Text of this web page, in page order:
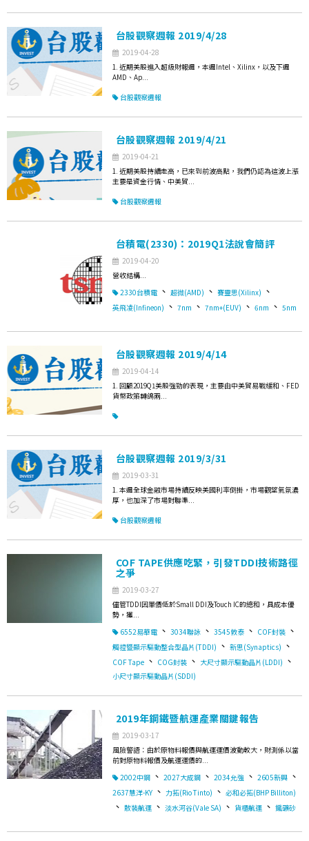
台股觀察週報 2019/4/28
2019-04-28
1. 近期美股進入超級財報週，本週Intel、Xilinx，以及下週
AMD、Ap...
台股觀察週報
台股觀察週報 2019/4/21
2019-04-21
1. 近期美股持續走高，已來到前波高點，我們仍認為這波上漲
主要是資金行情、中美貿...
台股觀察週報
台積電(2330)：2019Q1法說會簡評
2019-04-20
營收結構...
2330台積電 、 超微(AMD) 、 賽靈思(Xilinx) 、
英飛凌(Infineon) 、 7nm 、 7nm+(EUV) 、 6nm 、 5nm
台股觀察週報 2019/4/14
2019-04-14
1. 回顧2019Q1美股強勁的表現，主要由中美貿易戰緩和、FED
貨幣政策轉鴿兩...
台股觀察週報 2019/3/31
2019-03-31
1. 本週全球金融市場持續反映美國利率倒掛，市場觀望氣氛濃
厚，也加深了市場對聯準...
台股觀察週報
COF TAPE供應吃緊，引發TDDI技術路徑
之爭
2019-03-27
儘管TDDI因單價低於Small DDI及Touch IC的總和，具成本優
勢，獲...
6552易華電 、 3034聯詠 、 3545敦泰 、 COF封裝 、
觸控暨顯示驅動整合型晶片(TDDI) 、 新思(Synaptics) 、
COF Tape 、 COG封裝 、 大尺寸顯示驅動晶片(LDDI) 、
小尺寸顯示驅動晶片(SDDI)
2019年鋼鐵暨航運產業關鍵報告
2019-03-17
風險警語：由於原物料報價與航運運價波動較大，財測係以當
前對原物料報價及航運運價的...
2002中鋼 、 2027大成鋼 、 2034允強 、 2605新興 、
2637慧洋-KY 、 力拓(Rio Tinto) 、 必和必拓(BHP Billiton)
、 散裝航運 、 淡水河谷(Vale SA) 、 貨櫃航運 、 鐵礦砂